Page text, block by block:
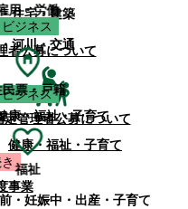
住宅・建築
河川・交通
康・福祉・子育て
健康・福祉・子育て
・妊娠中・出産・子育て
ジネス
者公募について
ジネス
管理者公募について
事業
用・労働
票・戸籍
福祉